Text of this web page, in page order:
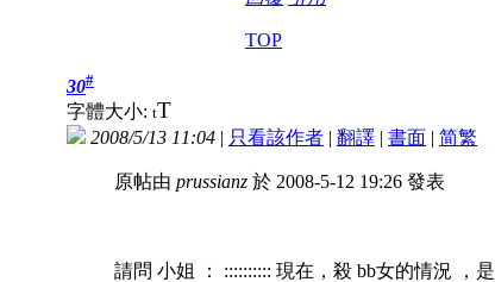
TOP
30#
字體大小: tT
2008/5/13 11:04 | 只看該作者 | 翻譯 | 書面 | 简繁
原帖由 prussianz 於 2008-5-12 19:26 發表
請問 小姐 ： :::::::::: 現在，殺 bb女的情況 ，